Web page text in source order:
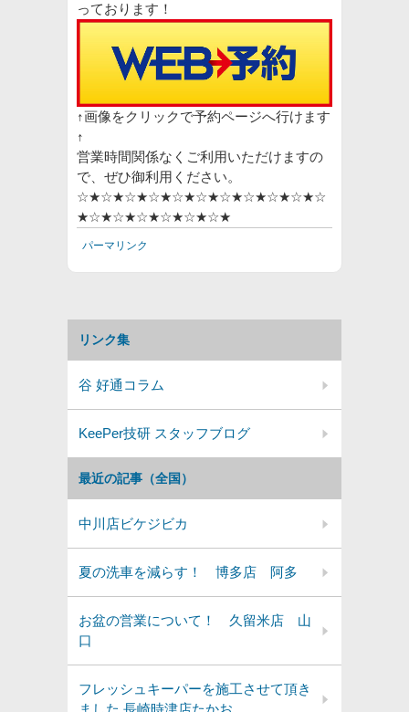
っております！
↑画像をクリックで予約ページへ行けます
↑
営業時間関係なくご利用いただけますの
で、ぜひ御利用ください。
☆★☆★☆★☆★☆★☆★☆★☆★☆★☆★☆
★☆★☆★☆★☆★☆★☆★
パーマリンク
最近の記事（全国）
中川店ビケジビカ
夏の洗車を減らす！ 博多店 阿多
お盆の営業について！ 久留米店 山
口
フレッシュキーパーを施工させて頂き
ました 長崎時津店たかお
リンク集
谷 好通コラム
KeePer技研 スタッフブログ